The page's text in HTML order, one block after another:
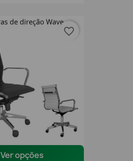
Ver opções
favorite_border